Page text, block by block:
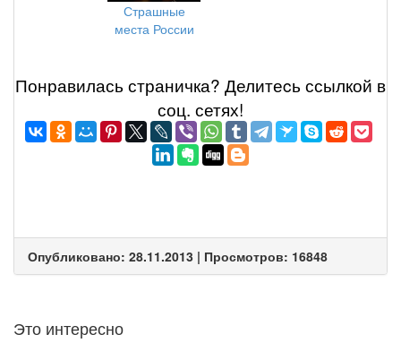
Страшные
места России
Понравилась страничка? Делитеcь ссылкой в
соц. сетях!
Опубликовано: 28.11.2013 | Просмотров: 16848
Это интересно